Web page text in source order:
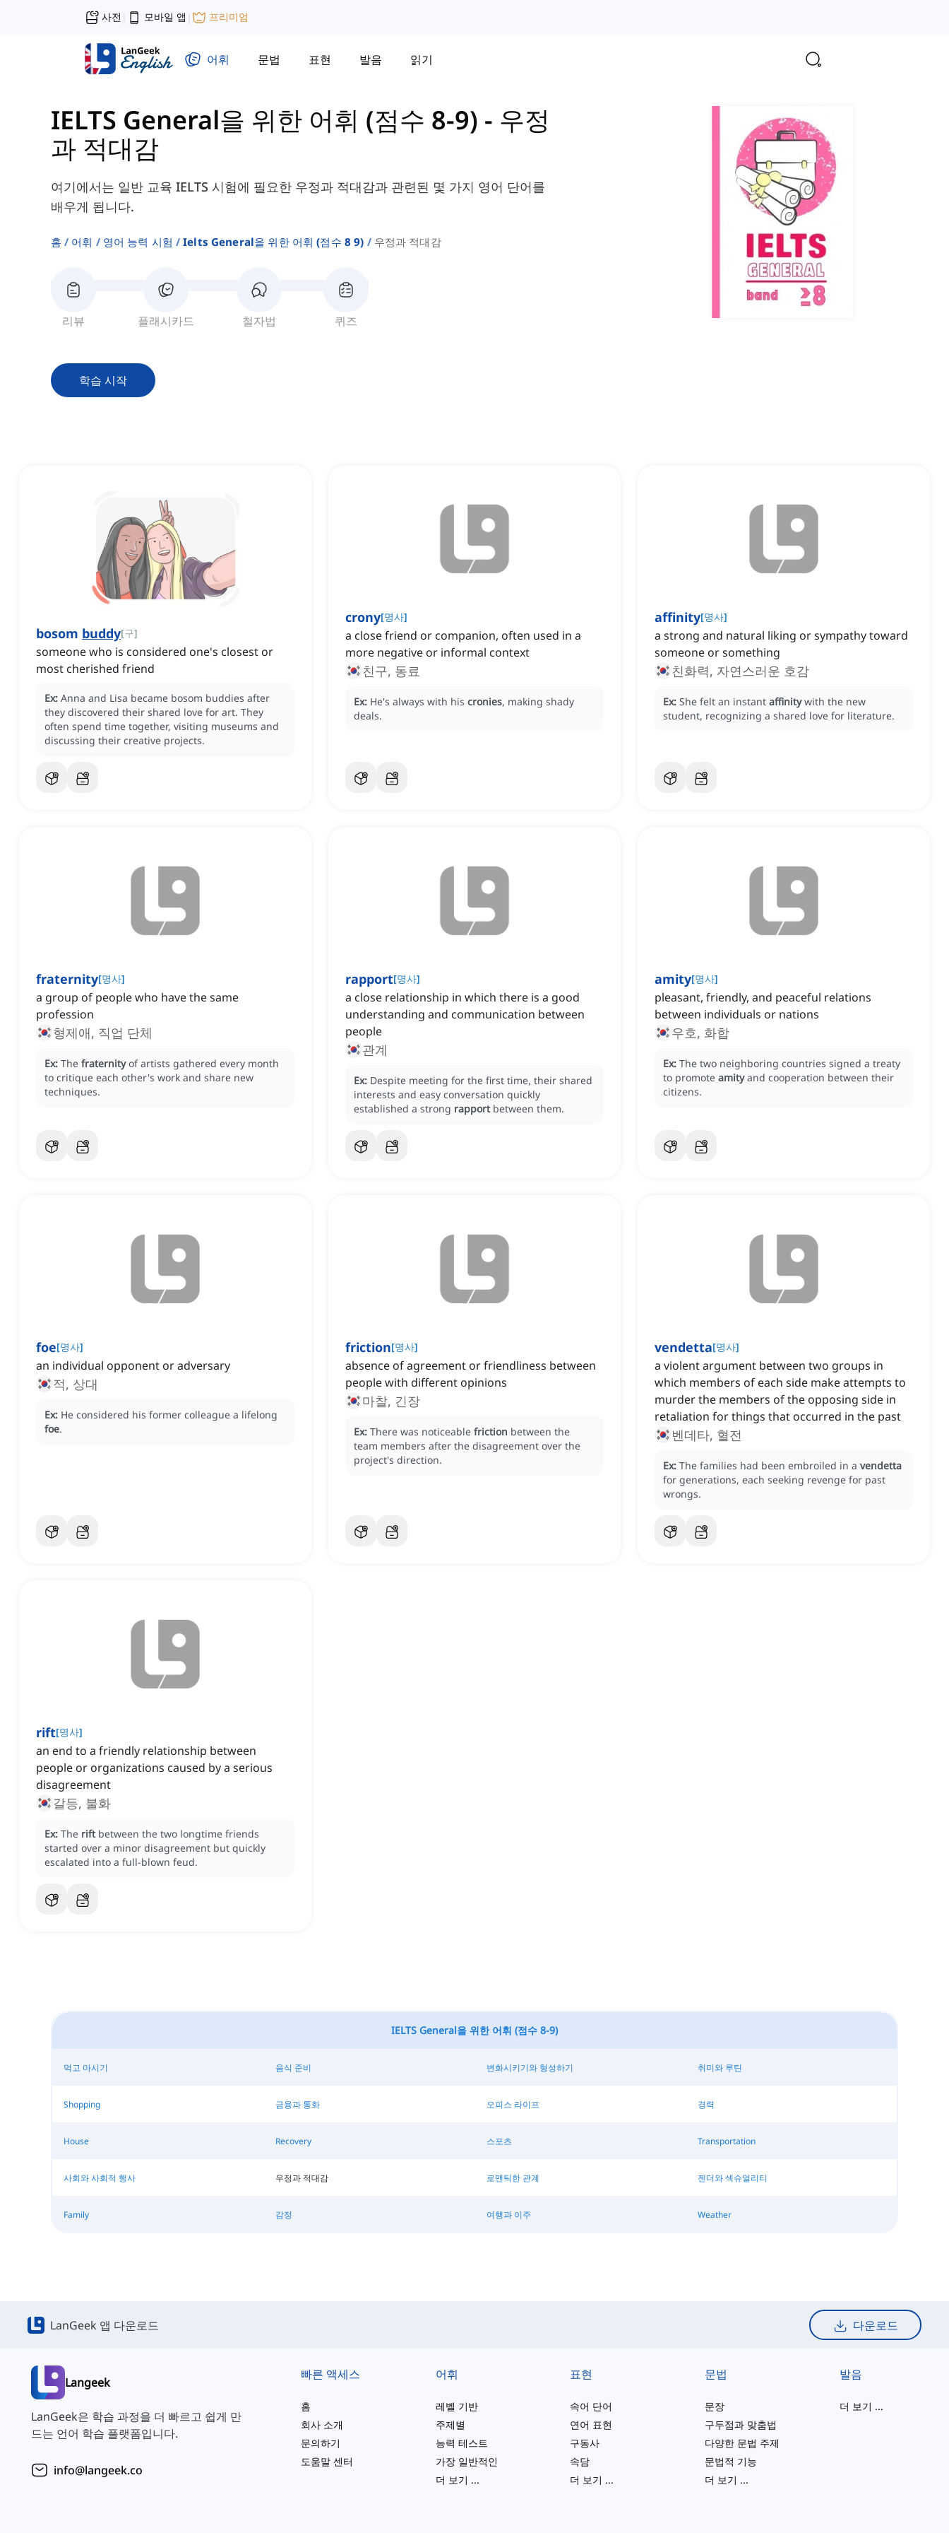
사전 | 모바일 앱 | 프리미엄
어휘 문법 표현 발음 읽기
IELTS General을 위한 어휘 (점수 8-9) - 우정
과 적대감
여기에서는 일반 교육 IELTS 시험에 필요한 우정과 적대감과 관련된 몇 가지 영어 단어를
배우게 됩니다.
홈 어휘 영어 능력 시험 Ielts General을 위한 어휘 (점수 8 9) 우정과 적대감
리뷰 플래시카드 철자법 퀴즈
학습 시작
bosom buddy[구]
someone who is considered one's closest or
most cherished friend
Ex: Anna and Lisa became bosom buddies after
they discovered their shared love for art. They
often spend time together, visiting museums and
discussing their creative projects.
crony[명사]
a close friend or companion, often used in a
more negative or informal context
친구, 동료
Ex: He's always with his cronies, making shady
deals.
affinity[명사]
a strong and natural liking or sympathy toward
someone or something
친화력, 자연스러운 호감
Ex: She felt an instant affinity with the new
student, recognizing a shared love for literature.
fraternity[명사]
a group of people who have the same
profession
형제애, 직업 단체
Ex: The fraternity of artists gathered every month
to critique each other's work and share new
techniques.
rapport[명사]
a close relationship in which there is a good
understanding and communication between
people
관계
Ex: Despite meeting for the first time, their shared
interests and easy conversation quickly
established a strong rapport between them.
amity[명사]
pleasant, friendly, and peaceful relations
between individuals or nations
우호, 화합
Ex: The two neighboring countries signed a treaty
to promote amity and cooperation between their
citizens.
foe[명사]
an individual opponent or adversary
적, 상대
Ex: He considered his former colleague a lifelong
foe.
friction[명사]
absence of agreement or friendliness between
people with different opinions
마찰, 긴장
Ex: There was noticeable friction between the
team members after the disagreement over the
project's direction.
vendetta[명사]
a violent argument between two groups in
which members of each side make attempts to
murder the members of the opposing side in
retaliation for things that occurred in the past
벤데타, 혈전
Ex: The families had been embroiled in a vendetta
for generations, each seeking revenge for past
wrongs.
rift[명사]
an end to a friendly relationship between
people or organizations caused by a serious
disagreement
갈등, 불화
Ex: The rift between the two longtime friends
started over a minor disagreement but quickly
escalated into a full-blown feud.
IELTS General을 위한 어휘 (점수 8-9)
먹고 마시기 음식 준비 변화시키기와 형성하기 취미와 루틴
Shopping 금융과 통화 오피스 라이프 경력
House Recovery 스포츠 Transportation
사회와 사회적 행사 우정과 적대감 로맨틱한 관계 젠더와 섹슈얼리티
Family 감정 여행과 이주 Weather
LanGeek 앱 다운로드 다운로드
Langeek
LanGeek은 학습 과정을 더 빠르고 쉽게 만
드는 언어 학습 플랫폼입니다.
info@langeek.co
빠른 액세스
홈
회사 소개
문의하기
도움말 센터
어휘
레벨 기반
주제별
능력 테스트
가장 일반적인
더 보기 ...
표현
속어 단어
연어 표현
구동사
속담
더 보기 ...
문법
문장
구두점과 맞춤법
다양한 문법 주제
문법적 기능
더 보기 ...
발음
더 보기 ...